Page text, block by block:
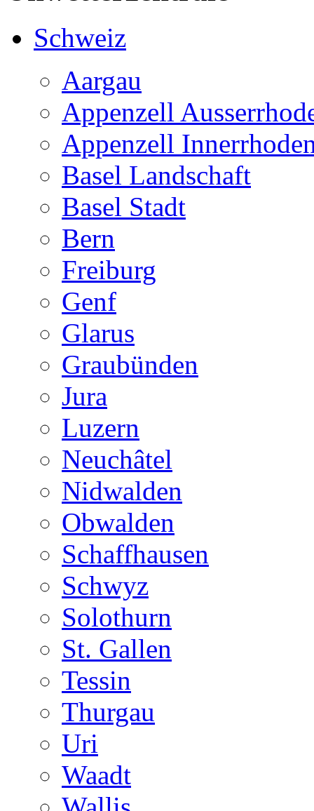
Schweiz
Aargau
Appenzell
Appenzell
Basel Landschaft
Basel Stadt
Bern
Freiburg
Genf
Glarus
Graubünden
Jura
Luzern
Neuchâtel
Nidwalden
Obwalden
Schaffhausen
Schwyz
Solothurn
St. Gallen
Tessin
Thurgau
Uri
Waadt